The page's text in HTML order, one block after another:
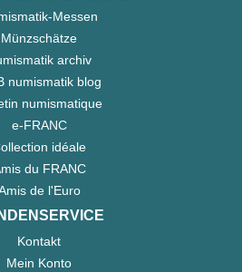
Messen
Münzschätze
archiv
numismatik blog
numismatique
e-FRANC
idéale
du FRANC
de l'Euro
Kontakt
Mein Konto